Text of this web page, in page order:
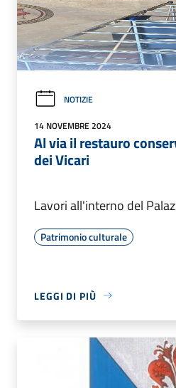
NOTIZIE
14 NOVEMBRE 2024
Al via il restauro
dei Vicari
Lavori all'interno del
Patrimonio culturale
LEGGI DI PIÙ